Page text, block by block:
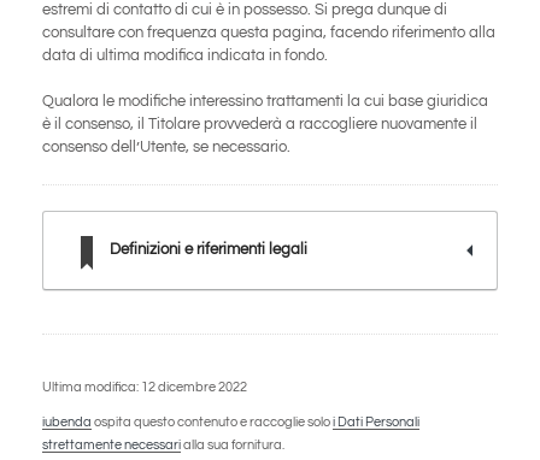
estremi di contatto di cui è in possesso. Si prega dunque di
consultare con frequenza questa pagina, facendo riferimento alla
data di ultima modifica indicata in fondo.
Qualora le modifiche interessino trattamenti la cui base giuridica
è il consenso, il Titolare provvederà a raccogliere nuovamente il
consenso dell’Utente, se necessario.
Definizioni e riferimenti legali
Ultima modifica: 12 dicembre 2022
iubenda ospita questo contenuto e raccoglie soloi Dati Personali
strettamente necessarialla sua fornitura.